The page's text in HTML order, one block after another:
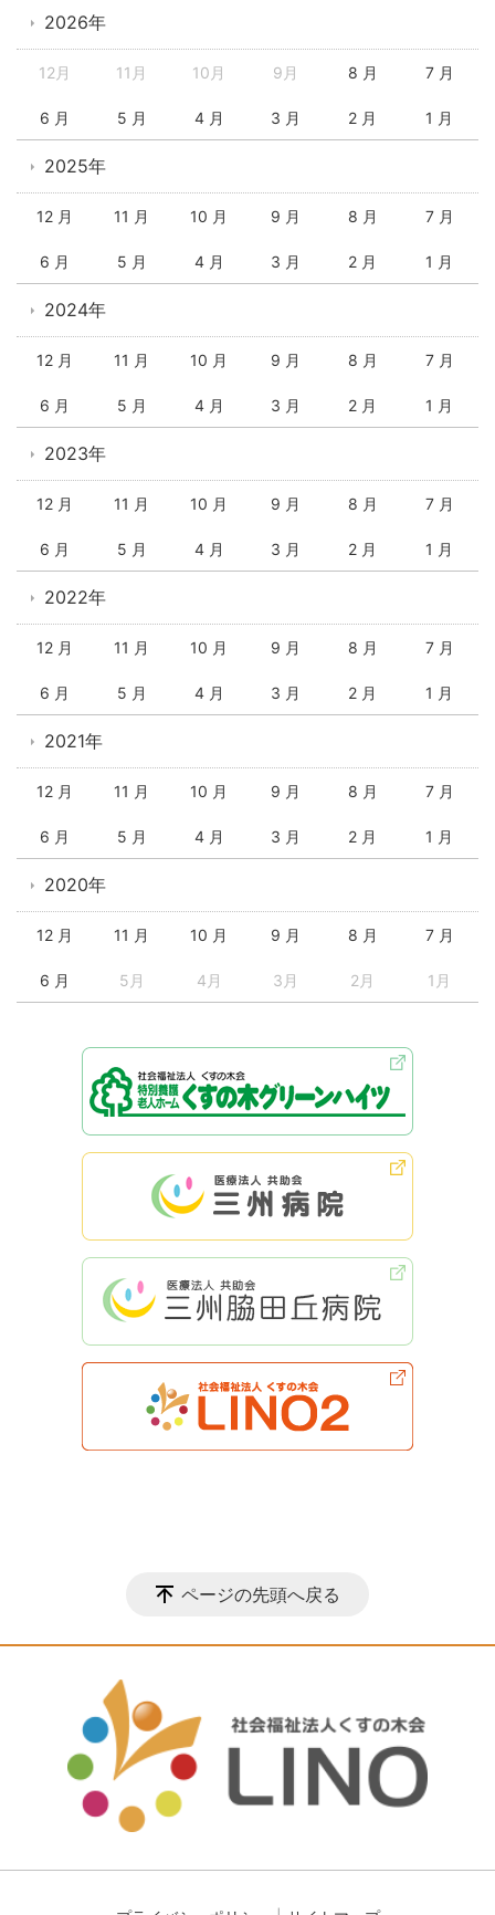
2026年
12月 11月 10月 9月 8 月 7 月
6 月 5 月 4 月 3 月 2 月 1 月
2025年
12 月 11 月 10 月 9 月 8 月 7 月
6 月 5 月 4 月 3 月 2 月 1 月
2024年
12 月 11 月 10 月 9 月 8 月 7 月
6 月 5 月 4 月 3 月 2 月 1 月
2023年
12 月 11 月 10 月 9 月 8 月 7 月
6 月 5 月 4 月 3 月 2 月 1 月
2022年
12 月 11 月 10 月 9 月 8 月 7 月
6 月 5 月 4 月 3 月 2 月 1 月
2021年
12 月 11 月 10 月 9 月 8 月 7 月
6 月 5 月 4 月 3 月 2 月 1 月
2020年
12 月 11 月 10 月 9 月 8 月 7 月
6 月 5月 4月 3月 2月 1月
ページの先頭へ戻る